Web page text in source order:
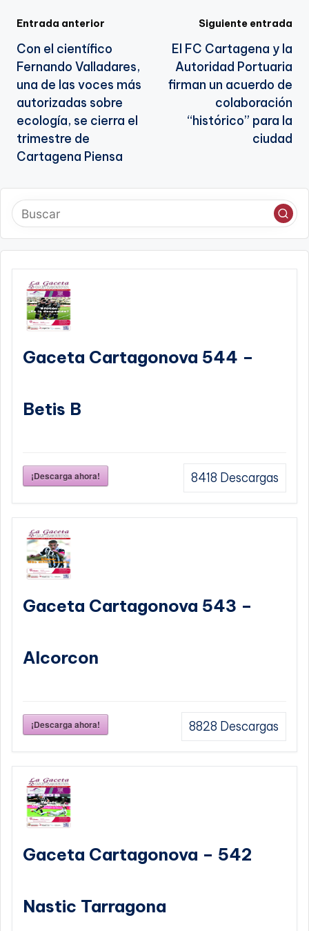
Navegación
de
entradas
Entrada anterior
Con el científico
Fernando Valladares,
una de las voces más
autorizadas sobre
ecología, se cierra el
trimestre de
Cartagena Piensa
Siguiente entrada
El FC Cartagena y la
Autoridad Portuaria
firman un acuerdo de
colaboración
“histórico” para la
ciudad
Gaceta Cartagonova 544 –
Betis B
¡Descarga ahora! 8418 Descargas
Gaceta Cartagonova 543 –
Alcorcon
¡Descarga ahora! 8828 Descargas
Gaceta Cartagonova – 542
Nastic Tarragona